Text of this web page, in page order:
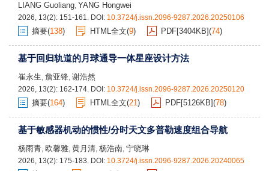
LIANG Guoliang, YANG Hongwei
2026, 13(2): 151-161. DOI: 10.3724/j.issn.2096-9287.2026.20250106
摘要(138) HTML全文(9) PDF[3404KB](74)
基于回归轨道的月球通导一体星座设计方法
崔永生, 詹亚锋, 谢浩然
2026, 13(2): 162-174. DOI: 10.3724/j.issn.2096-9287.2026.20250120
摘要(164) HTML全文(21) PDF[5126KB](78)
基于敏感器机动的惯性/分时天文多普勒速度组合导航
杨雨青, 欧馨雅, 黄月清, 杨浩南, 宁晓琳
2026, 13(2): 175-183. DOI: 10.3724/j.issn.2096-9287.2026.20240065